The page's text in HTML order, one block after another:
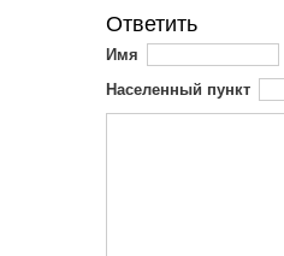
Ответить
Имя
Населенный пункт